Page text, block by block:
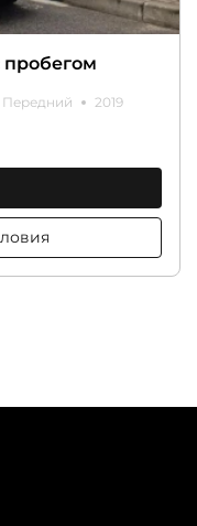
пробегом
Передний 2019
спец. условия